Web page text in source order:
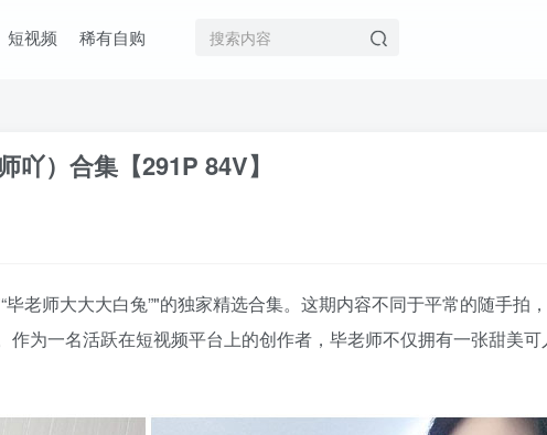
短视频 稀有自购
吖）合集【291P 84V】
“毕老师大大大白兔” 的独家精选合集。这期内容不同于平常的随手拍
为一名活跃在短视频平台上的创作者，毕老师不仅拥有一张甜美